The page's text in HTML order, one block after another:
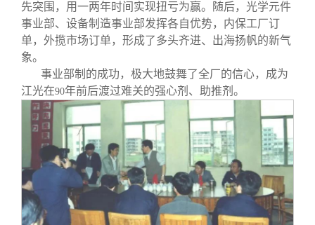
先突围，用一两年时间实现扭亏为赢。随后，光学元件
事业部、设备制造事业部发挥各自优势，内保工厂订
单，外揽市场订单，形成了多头齐进、出海扬帆的新气
象。
事业部制的成功，极大地鼓舞了全厂的信心，成为
江光在90年前后渡过难关的强心剂、助推剂。